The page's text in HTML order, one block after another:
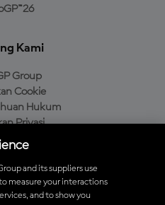
Kami
Group
Cookie
Hukum
Privasi
Pembelian
Resmi MotoGP™
and its suppliers use
measure your interactions
and to show you